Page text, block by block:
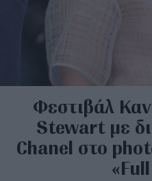
Φεστιβάλ
Stewart με
Chanel στο